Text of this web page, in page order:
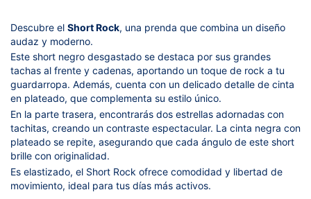
Descubre el Short Rock, una prenda que combina un diseño
audaz y moderno.
Este short negro desgastado se destaca por sus grandes
tachas al frente y cadenas, aportando un toque de rock a tu
guardarropa. Además, cuenta con un delicado detalle de cinta
en plateado, que complementa su estilo único.
En la parte trasera, encontrarás dos estrellas adornadas con
tachitas, creando un contraste espectacular. La cinta negra con
plateado se repite, asegurando que cada ángulo de este short
brille con originalidad.
Es elastizado, el Short Rock ofrece comodidad y libertad de
movimiento, ideal para tus días más activos.